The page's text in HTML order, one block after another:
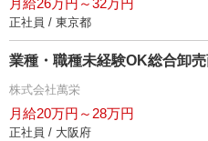
月給26万円～32万円
正社員 / 東京都
業種・職種未経験OK総合卸
株式会社萬栄
月給20万円～28万円
正社員 / 大阪府